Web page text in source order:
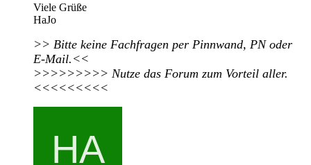
Viele Grüße
HaJo
>> Bitte keine Fachfragen per Pinnwand, PN oder
E-Mail.<<
>>>>>>>>> Nutze das Forum zum Vorteil aller.
<<<<<<<<<